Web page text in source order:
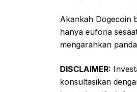
Akankah Dogecoin
hanya euforia
mengarahkan
DISCLAIMER:
konsultasikan